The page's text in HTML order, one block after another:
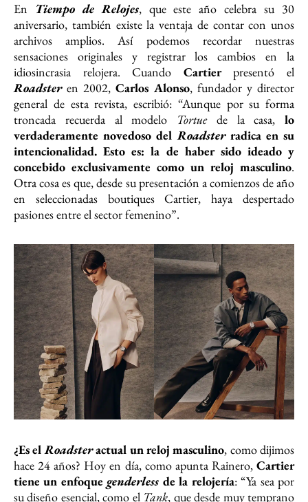
En Tiempo de Relojes, que este año celebra su 30
aniversario, también existe la ventaja de contar con unos
archivos amplios. Así podemos recordar nuestras
sensaciones originales y registrar los cambios en la
idiosincrasia relojera. Cuando Cartierpresentó el
Roadster en 2002,Carlos Alonso, fundador y director
general de esta revista, escribió: “Aunque por su forma
troncada recuerda al modelo Tortuede la casa, lo
verdaderamente novedoso delRoadsterradica en su
intencionalidad. Esto es: la de haber sido ideado y
concebido exclusivamente como un reloj masculino.
Otra cosa es que, desde su presentación a comienzos de año
en seleccionadas boutiques Cartier, haya despertado
pasiones entre el sector femenino”.
¿Es elRoadsteractual un reloj masculino, como dijimos
hace 24 años? Hoy en día, como apunta Rainero, Cartier
tiene un enfoquegenderless de la relojería: “Ya sea por
su diseño esencial, como el Tank, que desde muy temprano